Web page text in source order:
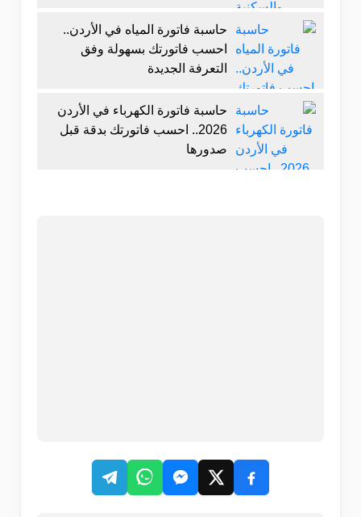
حاسبة فاتورة المياه في الأردن..
احسب فاتورتك بسهولة وفق
التعرفة الجديدة
حاسبة فاتورة الكهرباء في الأردن
2026.. احسب فاتورتك بدقة قبل
صدورها